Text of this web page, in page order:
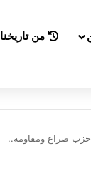
من تاريخنا
حزب صراع ومقاومة..